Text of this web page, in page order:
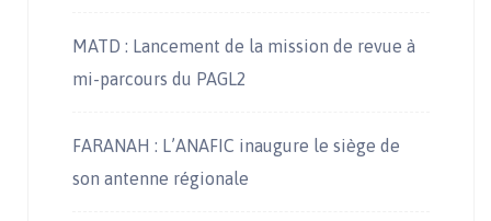
MATD : Lancement de la mission de revue à
mi-parcours du PAGL2
FARANAH : L’ANAFIC inaugure le siège de
son antenne régionale